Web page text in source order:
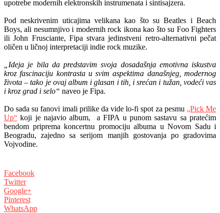
upotrebe modernih elektronskih instrumenata i sintisajzera.
Pod neskrivenim uticajima velikana kao što su Beatles i Beach
Boys, ali nesumnjivo i modernih rock ikona kao što su Foo Fighters
ili John Frusciante, Fipa stvara jedinstveni retro-alternativni pečat
oličen u ličnoj interpretaciji indie rock muzike.
„Ideja je bila da predstavim svoja dosadašnja emotivna iskustva
kroz fascinaciju kontrasta u svim aspektima današnjeg, modernog
života – tako je ovaj album i glasan i tih, i srećan i tužan, vodeći vas
i kroz grad i selo“ naveo je Fipa.
Do sada su fanovi imali prilike da vide lo-fi spot za pesmu „Pick Me
Up“ koji je najavio album, a FIPA u punom sastavu sa pratećim
bendom priprema koncertnu promociju albuma u Novom Sadu i
Beogradu, zajedno sa serijom manjih gostovanja po gradovima
Vojvodine.
Facebook
Twitter
Google+
Pinterest
WhatsApp